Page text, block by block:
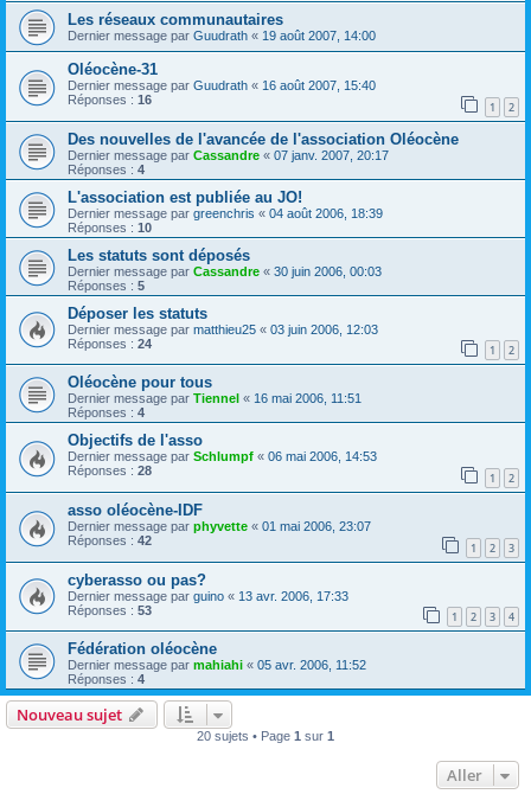
Les réseaux communautaires
Dernier message par Guudrath « 19 août 2007, 14:00
Oléocène-31
Dernier message par Guudrath « 16 août 2007, 15:40
Réponses : 16 1 2
Des nouvelles de l'avancée de l'association Oléocène
Dernier message par Cassandre « 07 janv. 2007, 20:17
Réponses : 4
L'association est publiée au JO!
Dernier message par greenchris « 04 août 2006, 18:39
Réponses : 10
Les statuts sont déposés
Dernier message par Cassandre « 30 juin 2006, 00:03
Réponses : 5
Déposer les statuts
Dernier message par matthieu25 « 03 juin 2006, 12:03
Réponses : 24 1 2
Oléocène pour tous
Dernier message par Tiennel « 16 mai 2006, 11:51
Réponses : 4
Objectifs de l'asso
Dernier message par Schlumpf « 06 mai 2006, 14:53
Réponses : 28 1 2
asso oléocène-IDF
Dernier message par phyvette « 01 mai 2006, 23:07
Réponses : 42 1 2 3
cyberasso ou pas?
Dernier message par guino « 13 avr. 2006, 17:33
Réponses : 53 1 2 3 4
Fédération oléocène
Dernier message par mahiahi « 05 avr. 2006, 11:52
Réponses : 4
Nouveau sujet
20 sujets • Page 1 sur 1
Aller